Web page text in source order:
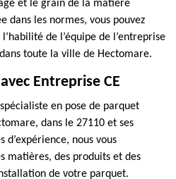
et le grain de la matière
dans les normes, vous pouvez
de l’équipe de l’entreprise
toute la ville de Hectomare.
Entreprise CE
en pose de parquet
dans le 27110 et ses
d’expérience, nous vous
matières, des produits et des
de votre parquet.